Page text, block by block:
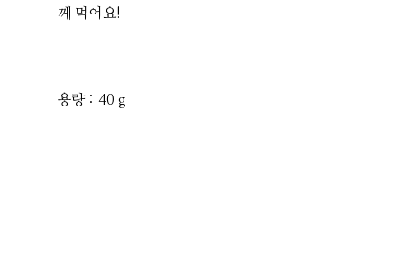
께 먹어요!
용량 : 40 g